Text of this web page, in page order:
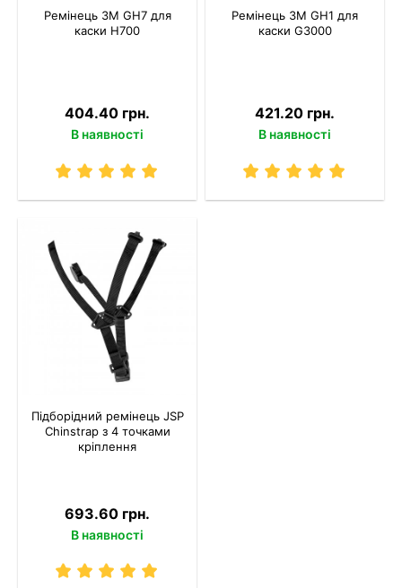
Ремінець 3M GH7 для
каски H700
404.40 грн.
В наявності
Ремінець 3M GH1 для
каски G3000
421.20 грн.
В наявності
Підборідний ремінець JSP
Chinstrap з 4 точками
кріплення
693.60 грн.
В наявності